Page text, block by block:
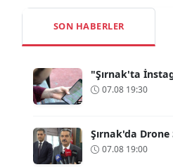
SON HABERLER
"Şırnak'ta
07.08 19:30
Şırnak'da Drone
07.08 19:00